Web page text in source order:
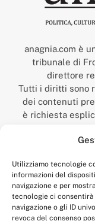
Utilizziamo tecnologie
informazioni del
navigazione e per
tecnologie ci
navigazione o gli ID
revoca del consenso
anagnia.com è
tribunale di
direttore
Tutti i diritti sono
dei contenuti
è richiesta
“Anagnia” è un
num. registrazione:
Per